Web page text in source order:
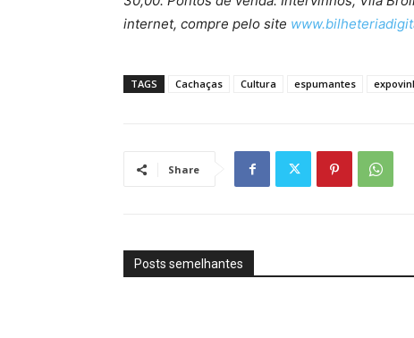
internet, compre pelo site
TAGS Cachaças Cultura espumantes
Share
Posts semelhantes